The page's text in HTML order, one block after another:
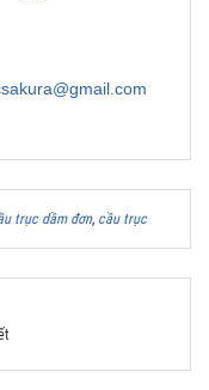
trục dầm đơn, cầu trục